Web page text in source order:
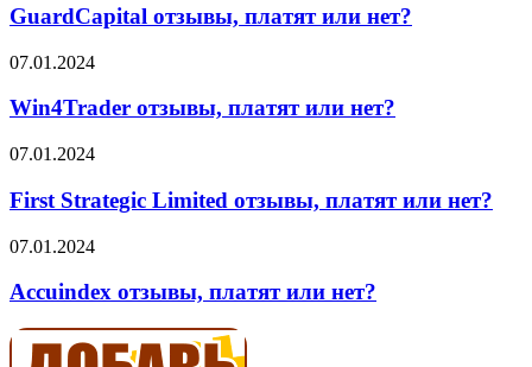
платят
или
нет?
GuardCapital отзывы, платят или нет?
Win4Trader
платят
нет?
07.01.2024
Win4Trader отзывы, платят или нет?
First
Limited
отзывы,
платят
или
нет?
07.01.2024
First Strategic Limited отзывы, платят или нет?
Accuindex
платят
нет?
07.01.2024
Accuindex отзывы, платят или нет?